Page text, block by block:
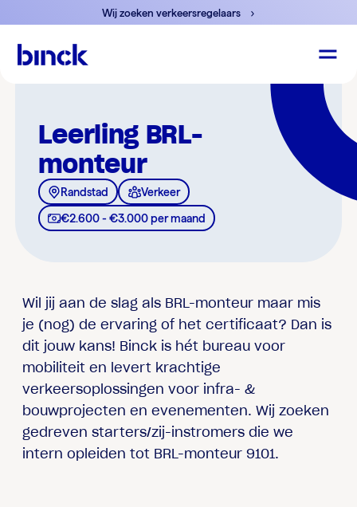
Wij zoeken verkeersregelaars
Leerling BRL-
monteur
Randstad Verkeer
€2.600 - €3.000 per maand
Wil jij aan de slag als BRL-monteur maar mis
je (nog) de ervaring of het certificaat? Dan is
dit jouw kans! Binck is hét bureau voor
mobiliteit en levert krachtige
verkeersoplossingen voor infra- &
bouwprojecten en evenementen. Wij zoeken
gedreven starters/zij-instromers die we
intern opleiden tot BRL-monteur 9101.